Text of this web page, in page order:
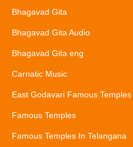
Bhagavad Gita
Bhagavad Gita Audio
Bhagavad Gita eng
Carnatic Music
East Godavari Famous Temples
Famous Temples
Famous Temples In Telangana